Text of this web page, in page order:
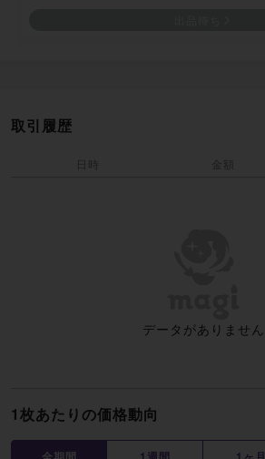
1枚あたりの価格動向
取引履歴
日時 金額
データがありません